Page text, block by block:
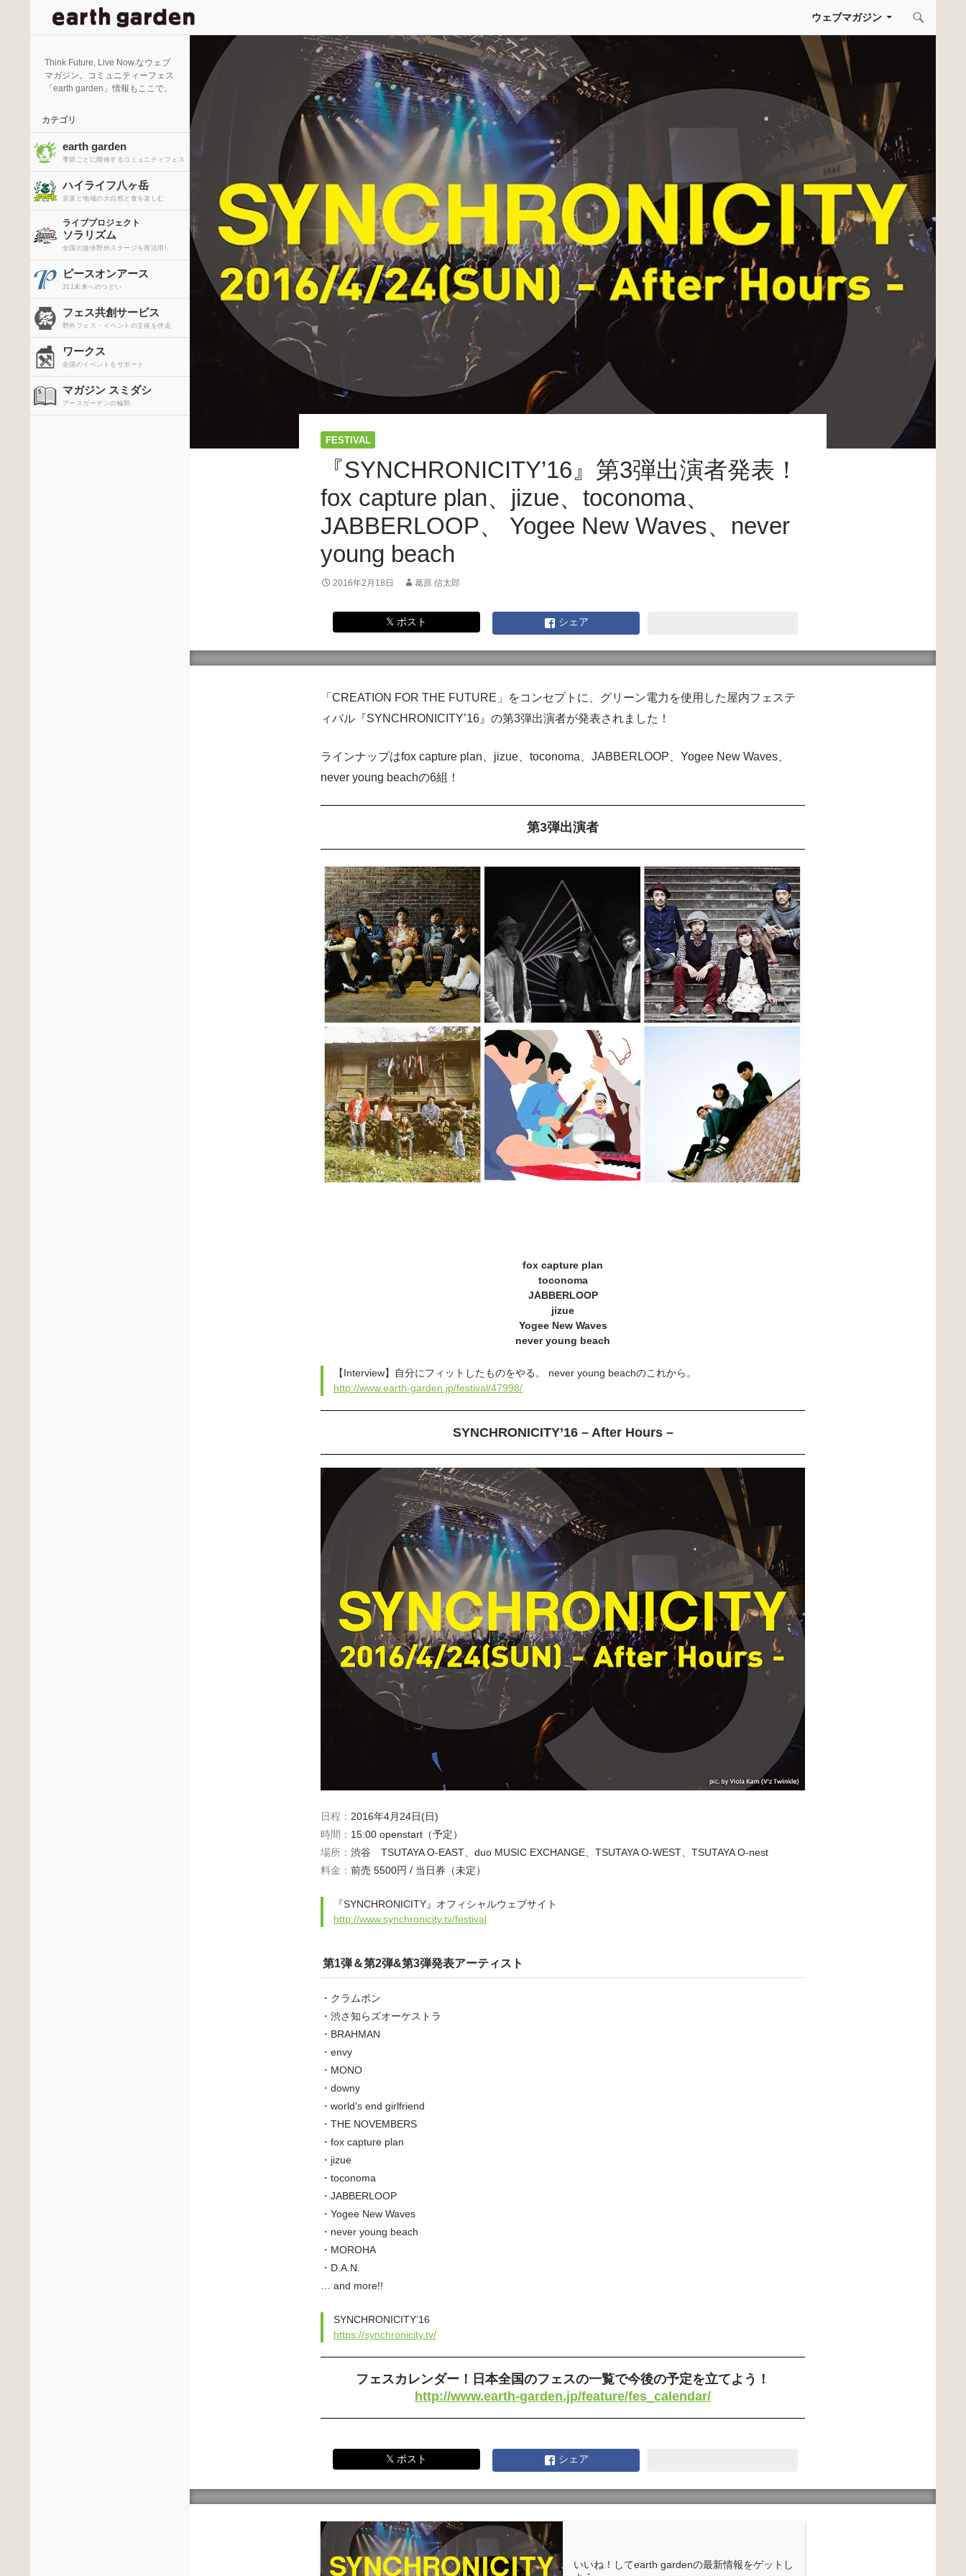
ウェブマガジン
FESTIVAL
『SYNCHRONICITY’16』第3弾出演者発表！
fox capture plan、jizue、toconoma、
JABBERLOOP、 Yogee New Waves、never
young beach
2016年2月18日 葛原 信太郎
𝕏 ポスト シェア
「CREATION FOR THE FUTURE」をコンセプトに、グリーン電力を使用した屋内フェステ
ィバル『SYNCHRONICITY’16』の第3弾出演者が発表されました！
ラインナップはfox capture plan、jizue、toconoma、JABBERLOOP、Yogee New Waves、
never young beachの6組！
第3弾出演者
fox capture plan
toconoma
JABBERLOOP
jizue
Yogee New Waves
never young beach
【Interview】自分にフィットしたものをやる。 never young beachのこれから。
http://www.earth-garden.jp/festival/47998/
SYNCHRONICITY’16 – After Hours –
日程： 2016年4月24日(日)
時間： 15:00 openstart（予定）
場所： 渋谷 TSUTAYA O-EAST、duo MUSIC EXCHANGE、TSUTAYA O-WEST、TSUTAYA O-nest
料金： 前売 5500円 / 当日券（未定）
『SYNCHRONICITY』オフィシャルウェブサイト
http://www.synchronicity.tv/festival
第1弾＆第2弾&第3弾発表アーティスト
・クラムボン
・渋さ知らズオーケストラ
・BRAHMAN
・envy
・MONO
・downy
・world’s end girlfriend
・THE NOVEMBERS
・fox capture plan
・jizue
・toconoma
・JABBERLOOP
・Yogee New Waves
・never young beach
・MOROHA
・D.A.N.
… and more!!
SYNCHRONICITY’16
https://synchronicity.tv/
フェスカレンダー！日本全国のフェスの一覧で今後の予定を立てよう！
http://www.earth-garden.jp/feature/fes_calendar/
𝕏 ポスト シェア
いいね！してearth gardenの最新情報をゲットし
Think Future, Live Now.なウェブ
マガジン。コミュニティーフェス
「earth garden」情報もここで。
カテゴリ
earth garden
季節ごとに開催するコミュニティフェス
ハイライフ八ヶ岳
音楽と地域の大自然と食を楽しむ
ライブプロジェクト
ソラリズム
全国の遊休野外ステージを再活用!
ピースオンアース
311未来へのつどい
フェス共創サービス
野外フェス・イベントの主催を伴走
ワークス
全国のイベントをサポート
マガジン スミダシ
アースガーデンの輪郭